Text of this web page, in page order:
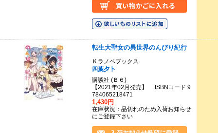
転生大聖女の異世界のんびり紀行
Ｋラノベブックス
四葉夕卜
講談社 (Ｂ６)
【2021年02月発売】 ISBNコード 9
784065218471
1,430円
在庫状況：品切れのため入荷お知らせ
にご登録下さい